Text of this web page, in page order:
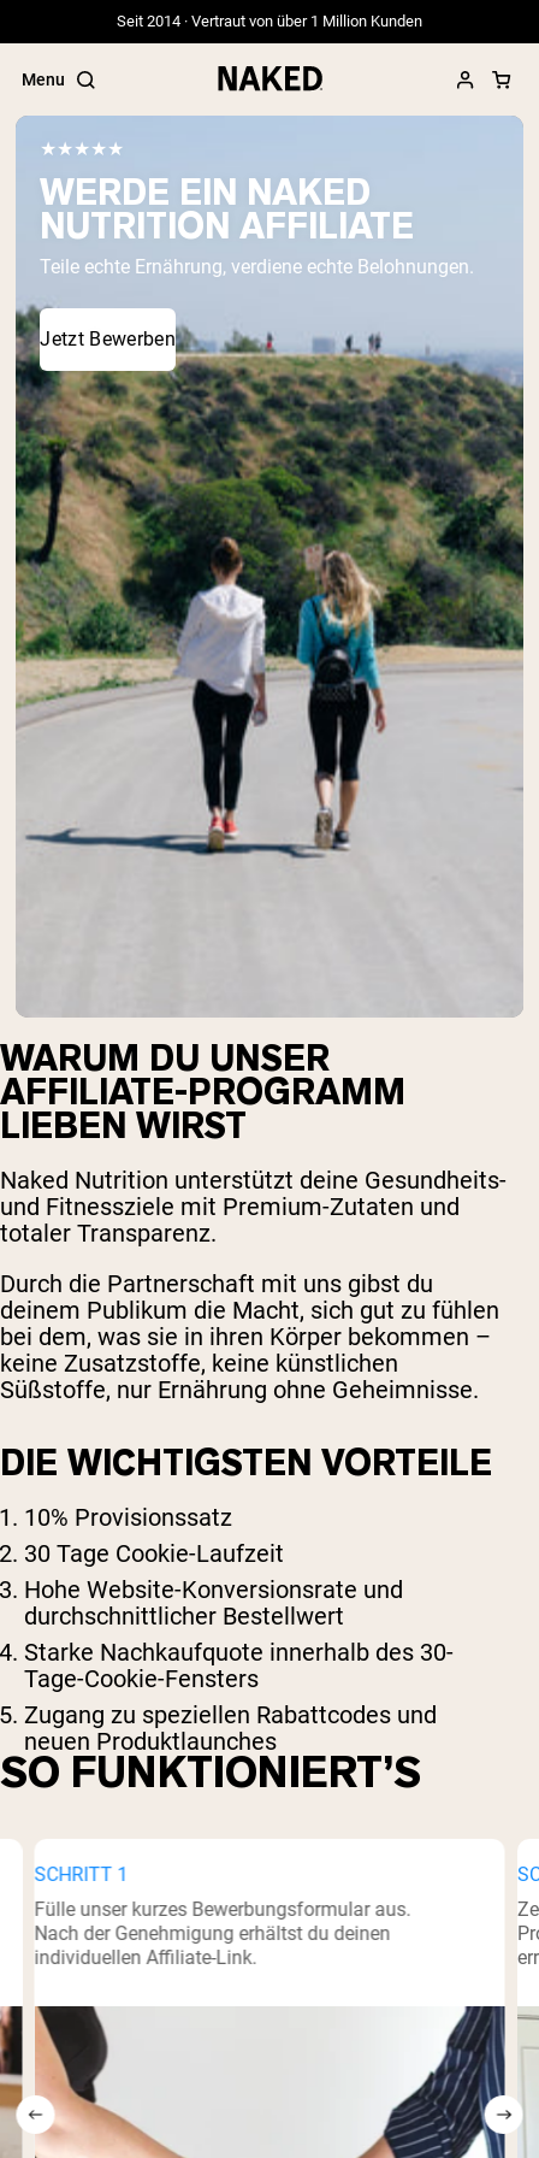
Seit 2014 · Vertraut von über 1 Million Kunden
Menu
Beliebte Suchbegriffe
”Overnight Oats“
”Vegan protein“
”Collagen“
”Micellar Casein“
★★★★★
WERDE EIN NAKED
NUTRITION AFFILIATE
Teile echte Ernährung, verdiene echte Belohnungen.
Jetzt Bewerben
WARUM DU UNSER
AFFILIATE-PROGRAMM
LIEBEN WIRST
Naked Nutrition unterstützt deine Gesundheits-
und Fitnessziele mit Premium-Zutaten und
totaler Transparenz.
Durch die Partnerschaft mit uns gibst du
deinem Publikum die Macht, sich gut zu fühlen
bei dem, was sie in ihren Körper bekommen –
keine Zusatzstoffe, keine künstlichen
Süßstoffe, nur Ernährung ohne Geheimnisse.
DIE WICHTIGSTEN VORTEILE
10% Provisionssatz
30 Tage Cookie-Laufzeit
Hohe Website-Konversionsrate und
durchschnittlicher Bestellwert
Starke Nachkaufquote innerhalb des 30-
Tage-Cookie-Fensters
Zugang zu speziellen Rabattcodes und
neuen Produktlaunches
SO FUNKTIONIERT’S
SCHRITT 1
Fülle unser kurzes Bewerbungsformular aus.
Nach der Genehmigung erhältst du deinen
individuellen Affiliate-Link.
Shipping Country: